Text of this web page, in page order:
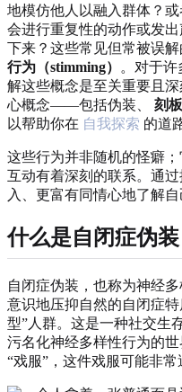
地模仿他人以融入群体？
会进行重复性的动作或发
下来？这些常见但常被误
行为（stimming）
。对于
解这些概念是至关重要且
心概念——包括伪装、 刻
以帮助你在 自我探索 的道
这些行为并非随机的怪癖
互动有着深刻的联系。通
入、更富有同情心地了解自
什么是自闭症伪
自闭症伪装，也称为神经
意识地压抑自然的自闭症
型”人群。这是一种社交生
污名化神经多样性行为的
“戏服”，这件戏服可能非